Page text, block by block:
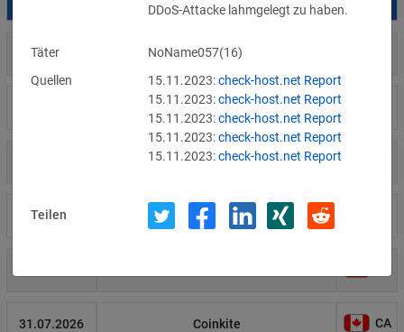
05.08.2026 Meta
Brown Health Medical Group-MA
AnMed
02.08.2026 Fürstentum Liechtenstein
31.07.2026 Coinkite CA
DDoS-Attacke lahmgelegt zu haben.
Täter
NoName057(16)
Quellen
15.11.2023:check-host.net Report
15.11.2023:check-host.net Report
15.11.2023:check-host.net Report
15.11.2023:check-host.net Report
15.11.2023:check-host.net Report
Teilen